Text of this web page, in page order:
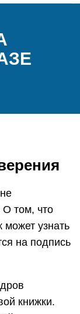
О том, что
узнать
на подпись
книжки.